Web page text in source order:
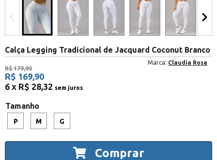
Calça Legging Tradicional de Jacquard Coconut Branco
Marca: Claudia Rosa
R$ 179,90
R$ 169,90
6 x R$ 28,32 sem juros
Tamanho
P M G
Comprar